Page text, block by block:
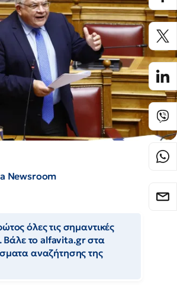
Newsroom
όλες τις σημαντικές
Βάλε το alfavita.gr στα
αναζήτησης της